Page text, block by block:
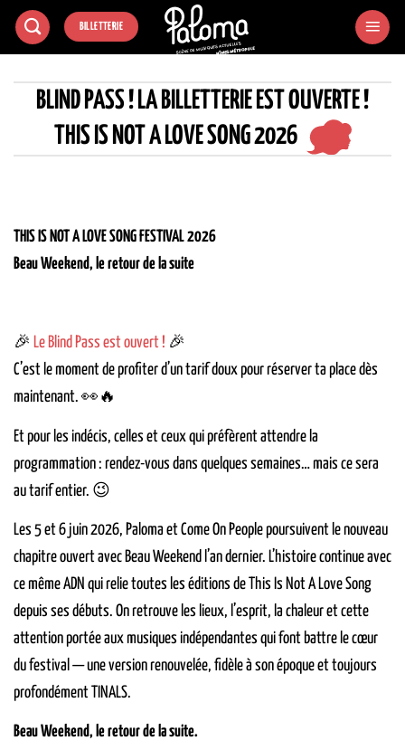
Passer
BILLETTERIE
BLIND PASS ! LA BILLETTERIE EST OUVERTE !
THIS IS NOT A LOVE SONG 2026
THIS IS NOT A LOVE SONG FESTIVAL 2026
Beau Weekend, le retour de la suite
🎉 Le Blind Pass est ouvert ! 🎉
C’est le moment de profiter d’un tarif doux pour réserver ta place dès
maintenant. 👀🔥
Et pour les indécis, celles et ceux qui préfèrent attendre la
programmation : rendez-vous dans quelques semaines… mais ce sera
au tarif entier. 😉
Les 5 et 6 juin 2026, Paloma et Come On People poursuivent le nouveau
chapitre ouvert avec Beau Weekend l’an dernier. L’histoire continue avec
ce même ADN qui relie toutes les éditions de This Is Not A Love Song
depuis ses débuts. On retrouve les lieux, l’esprit, la chaleur et cette
attention portée aux musiques indépendantes qui font battre le cœur
du festival — une version renouvelée, fidèle à son époque et toujours
profondément TINALS.
Beau Weekend, le retour de la suite.